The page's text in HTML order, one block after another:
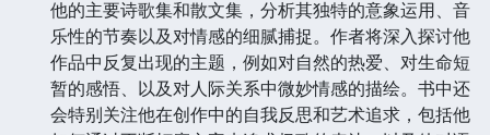
他的主要诗歌集和散文集，分析其独特的意象运用、音
乐性的节奏以及对情感的细腻捕捉。作者将深入探讨他
作品中反复出现的主题，例如对自然的热爱、对生命短
暂的感悟、以及对人际关系中微妙情感的描绘。书中还
会特别关注他在创作中的自我反思和艺术追求，包括他